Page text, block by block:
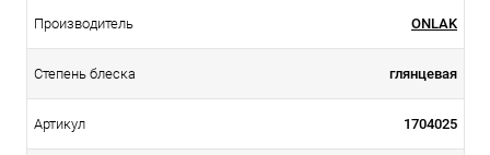
Производитель ONLAK
Степень блеска глянцевая
Артикул 1704025